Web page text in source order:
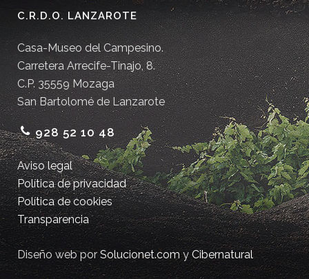
C.R.D.O. LANZAROTE
Casa-Museo del Campesino.
Carretera Arrecife-Tinajo, 8.
C.P. 35559 Mozaga
San Bartolomé de Lanzarote
928 52 10 48
Aviso legal
Política de privacidad
Política de cookies
Transparencia
Diseño web porSolucionet.comyCibernatural